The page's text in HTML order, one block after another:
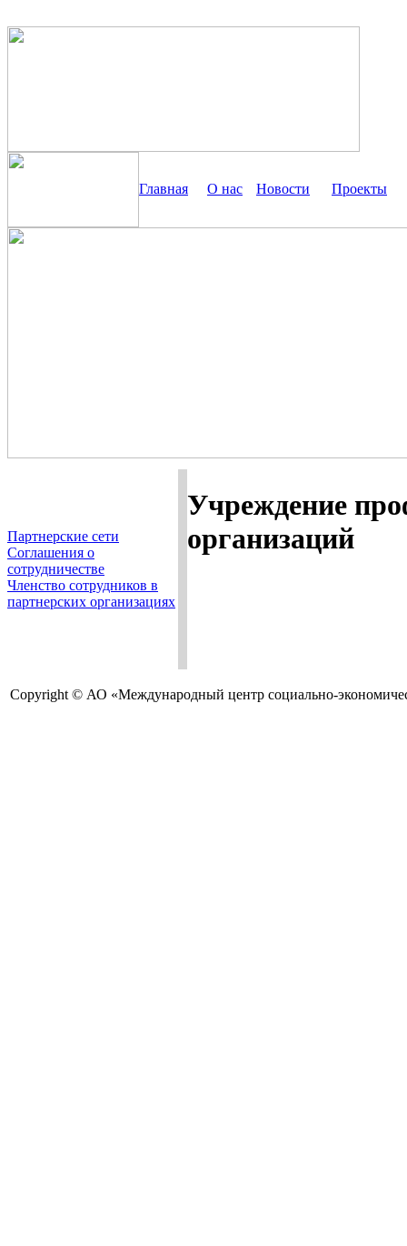
Главная О нас Новости Проекты
Партнерские сети
Соглашения о
сотрудничестве
Членство сотрудников в
партнерских организациях
Учреждение
организаций
Copyright © АО «Международный центр социально-